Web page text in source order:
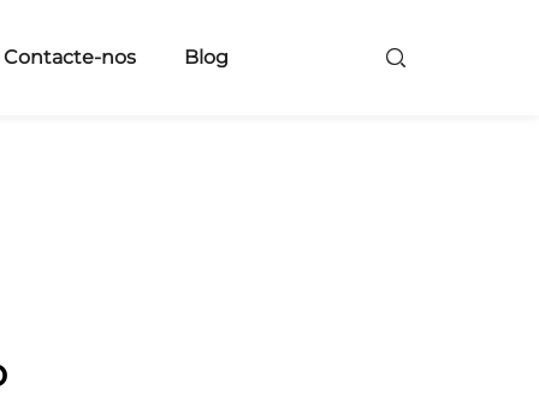
Contacte-nos Blog